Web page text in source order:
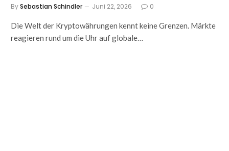
BySebastian Schindler Juni 22, 2026 0
Die Welt der Kryptowährungen kennt keine Grenzen. Märkte
reagieren rund um die Uhr auf globale…